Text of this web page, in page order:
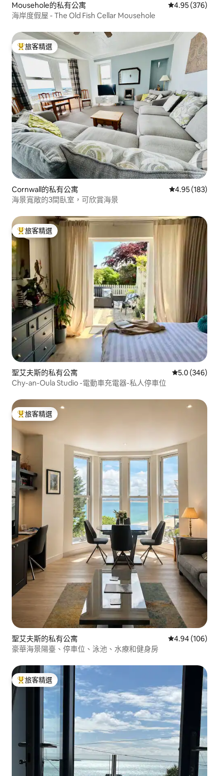
Mousehole的私有公寓 從 376 則評價
4.95 (376)
海岸度假屋 - The Old Fish Cellar Mousehole
旅客精選榜首
旅客精選
Cornwall的私有公寓 從 183 則評價
4.95 (183)
海景寬敞的3間臥室，可欣賞海景
旅客精選榜首
旅客精選
聖艾夫斯的私有公寓 從 346 則評
5.0 (346)
Chy-an-Oula Studio -電動車充電器-私人停車位
旅客精選榜首
旅客精選
聖艾夫斯的私有公寓 從 106 則評價
4.94 (106)
豪華海景陽臺、停車位、泳池、水療和健身房
旅客精選榜首
旅客精選